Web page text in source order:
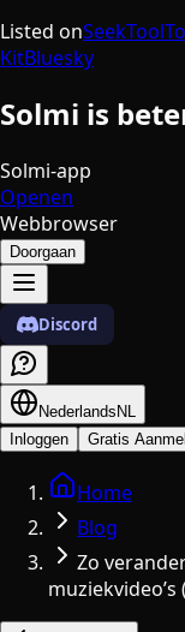
Listed onSeekTool
KitBluesky
Solmi is
Solmi-app
Openen
Webbrowser
Doorgaan
Discord
Nederlands NL
Inloggen
Gratis
Home
Blog
Zo